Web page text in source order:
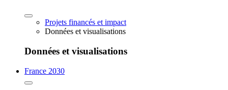
Projets financés et impact
Données et visualisations
Données et visualisations
France 2030